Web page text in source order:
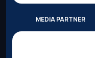
MEDIA PARTNER